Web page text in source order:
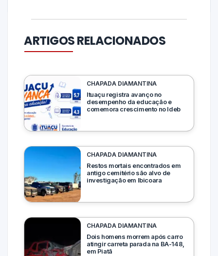
ARTIGOS RELACIONADOS
CHAPADA DIAMANTINA
Ituaçu registra avanço no
desempenho da educação e
comemora crescimento no Ideb
CHAPADA DIAMANTINA
Restos mortais encontrados em
antigo cemitério são alvo de
investigação em Ibicoara
CHAPADA DIAMANTINA
Dois homens morrem após carro
atingir carreta parada na BA-148,
em Piatã